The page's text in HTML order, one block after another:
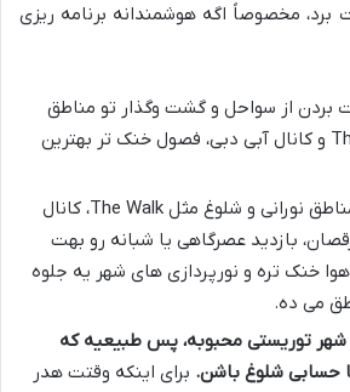
مخصوصاً اگه هوشمندانه برنامه ریزی
بردن از سواحل و گشت وگذار تو مناطق
روباز مثل The Walk و کانال آبی دبی، فصول خنک تر بهترین
برای مناطق نورانی و شلوغ مثل The Walk، کانال
بازدید عصرگاهی یا شبانه رو بهت
خنک تره و نورپردازی های شهر یه جلوه
می ده.
توریستی محبوبه، پس طبیعیه که
حسابی شلوغ باشن. برای اینکه وقتت هدر